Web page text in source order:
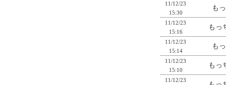
11/12/23
15:30
も
11/12/23
15:16
もっ
11/12/23
15:14
も
11/12/23
15:10
もっ
11/12/23